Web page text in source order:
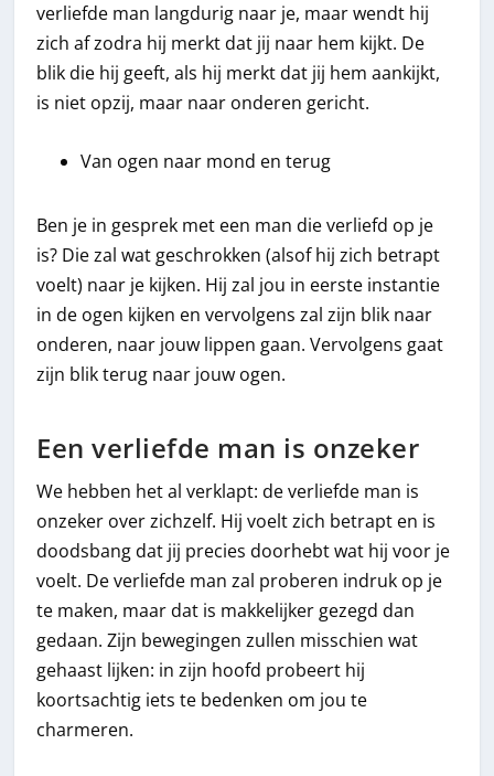
verliefde man langdurig naar je, maar wendt hij
zich af zodra hij merkt dat jij naar hem kijkt. De
blik die hij geeft, als hij merkt dat jij hem aankijkt,
is niet opzij, maar naar onderen gericht.
Van ogen naar mond en terug
Ben je in gesprek met een man die verliefd op je
is? Die zal wat geschrokken (alsof hij zich betrapt
voelt) naar je kijken. Hij zal jou in eerste instantie
in de ogen kijken en vervolgens zal zijn blik naar
onderen, naar jouw lippen gaan. Vervolgens gaat
zijn blik terug naar jouw ogen.
Een verliefde man is onzeker
We hebben het al verklapt: de verliefde man is
onzeker over zichzelf. Hij voelt zich betrapt en is
doodsbang dat jij precies doorhebt wat hij voor je
voelt. De verliefde man zal proberen indruk op je
te maken, maar dat is makkelijker gezegd dan
gedaan. Zijn bewegingen zullen misschien wat
gehaast lijken: in zijn hoofd probeert hij
koortsachtig iets te bedenken om jou te
charmeren.